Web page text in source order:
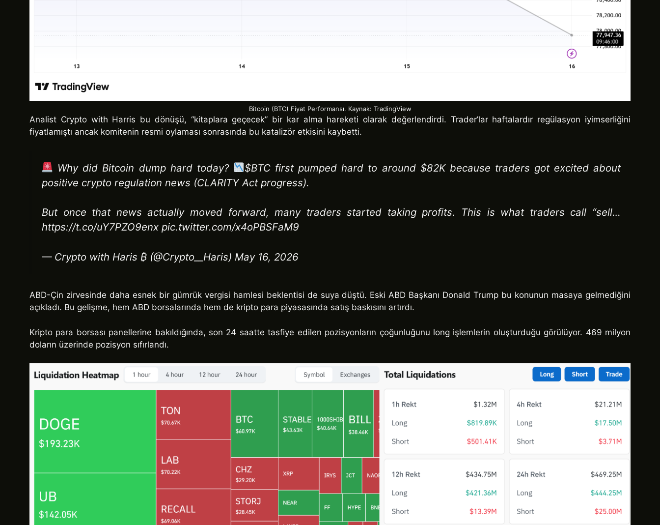
Bitcoin (BTC) Fiyat Performansı. Kaynak: TradingView
Analist Crypto with Harris bu dönüşü, “kitaplara geçecek” bir kar alma hareketi olarak değerlendirdi. Trader’lar haftalardır regülasyon iyimserliğini
fiyatlamıştı ancak komitenin resmi oylaması sonrasında bu katalizör etkisini kaybetti.
Why did Bitcoin dump hard today?
$BTC first pumped hard to around $82K because traders got excited about
positive crypto regulation news (CLARITY Act progress).
But once that news actually moved forward, many traders started taking profits. This is what traders call “sell…
https://t.co/uY7PZO9enx pic.twitter.com/x4oPBSFaM9
— Crypto with Haris ₿ (@Crypto__Haris) May 16, 2026
ABD-Çin zirvesinde daha esnek bir gümrük vergisi hamlesi beklentisi de suya düştü. Eski ABD Başkanı Donald Trump bu konunun masaya gelmediğini
açıkladı. Bu gelişme, hem ABD borsalarında hem de kripto para piyasasında satış baskısını artırdı.
Kripto para borsası panellerine bakıldığında, son 24 saatte tasfiye edilen pozisyonların çoğunluğunu long işlemlerin oluşturduğu görülüyor. 469 milyon
doların üzerinde pozisyon sıfırlandı.